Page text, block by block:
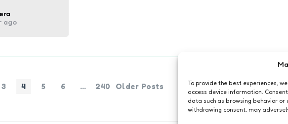
To provide the best experiences,
access device information.
data such as browsing behavior or
withdrawing consent, may
ago
3 4 5 6 … 240 Older Posts